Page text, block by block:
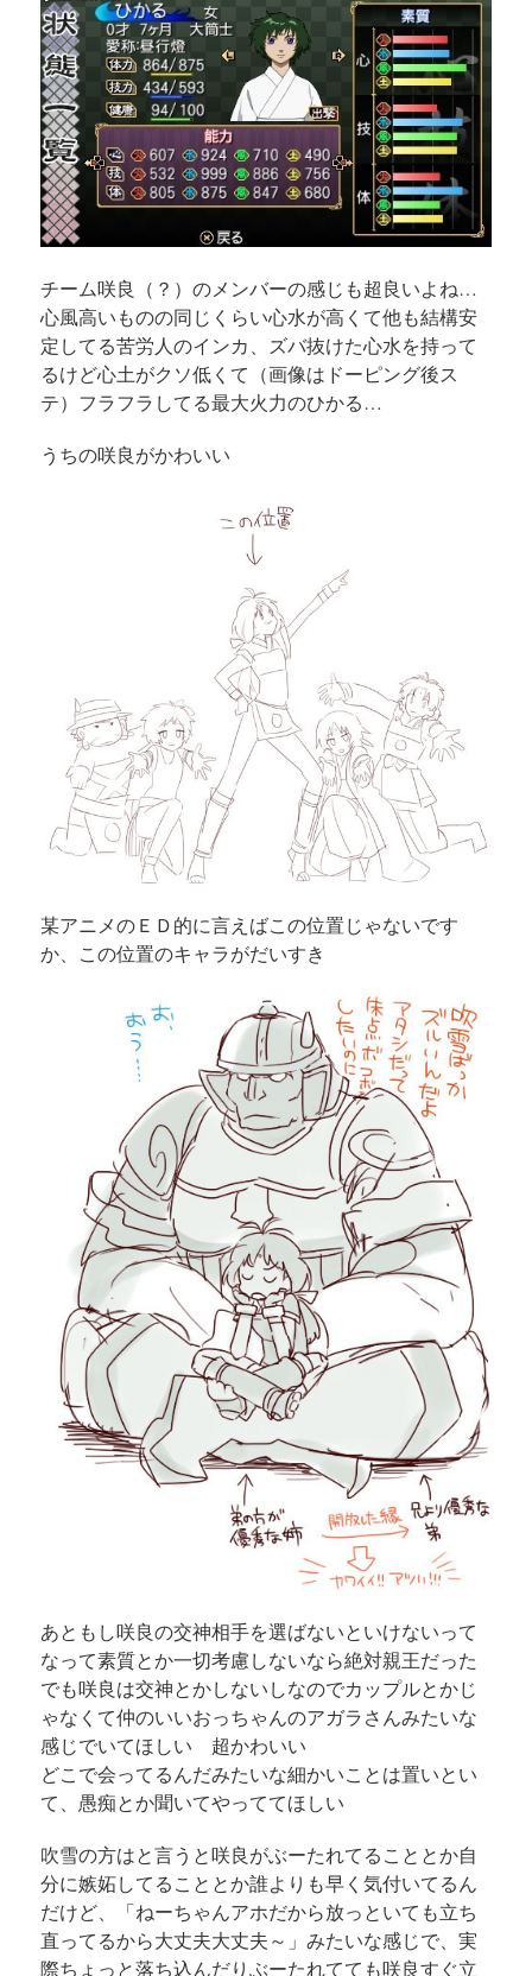
チーム咲良（？）のメンバーの感じも超良いよね…
心風高いものの同じくらい心水が高くて他も結構安
定してる苦労人のインカ、ズバ抜けた心水を持って
るけど心土がクソ低くて（画像はドーピング後ス
テ）フラフラしてる最大火力のひかる…
うちの咲良がかわいい
某アニメのＥＤ的に言えばこの位置じゃないです
か、この位置のキャラがだいすき
あともし咲良の交神相手を選ばないといけないって
なって素質とか一切考慮しないなら絶対親王だった
でも咲良は交神とかしないしなのでカップルとかじ
ゃなくて仲のいいおっちゃんのアガラさんみたいな
感じでいてほしい 超かわいい
どこで会ってるんだみたいな細かいことは置いとい
て、愚痴とか聞いてやっててほしい
吹雪の方はと言うと咲良がぶーたれてることとか自
分に嫉妬してることとか誰よりも早く気付いてるん
だけど、「ねーちゃんアホだから放っといても立ち
直ってるから大丈夫大丈夫～」みたいな感じで、実
際ちょっと落ち込んだりぶーたれてても咲良すぐ立